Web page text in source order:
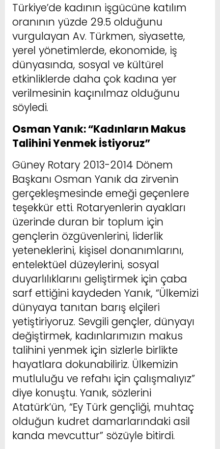
Türkiye’de kadının işgücüne katılım
oranının yüzde 29.5 olduğunu
vurgulayan Av. Türkmen, siyasette,
yerel yönetimlerde, ekonomide, iş
dünyasında, sosyal ve kültürel
etkinliklerde daha çok kadına yer
verilmesinin kaçınılmaz olduğunu
söyledi.
Osman Yanık: “Kadınların Makus
Talihini Yenmek İstiyoruz”
Güney Rotary 2013-2014 Dönem
Başkanı Osman Yanık da zirvenin
gerçekleşmesinde emeği geçenlere
teşekkür etti. Rotaryenlerin ayakları
üzerinde duran bir toplum için
gençlerin özgüvenlerini, liderlik
yeteneklerini, kişisel donanımlarını,
entelektüel düzeylerini, sosyal
duyarlılıklarını geliştirmek için çaba
sarf ettiğini kaydeden Yanık, “Ülkemizi
dünyaya tanıtan barış elçileri
yetiştiriyoruz. Sevgili gençler, dünyayı
değiştirmek, kadınlarımızın makus
talihini yenmek için sizlerle birlikte
hayatlara dokunabiliriz. Ülkemizin
mutluluğu ve refahı için çalışmalıyız”
diye konuştu. Yanık, sözlerini
Atatürk’ün, “Ey Türk gençliği, muhtaç
olduğun kudret damarlarındaki asil
kanda mevcuttur” sözüyle bitirdi.